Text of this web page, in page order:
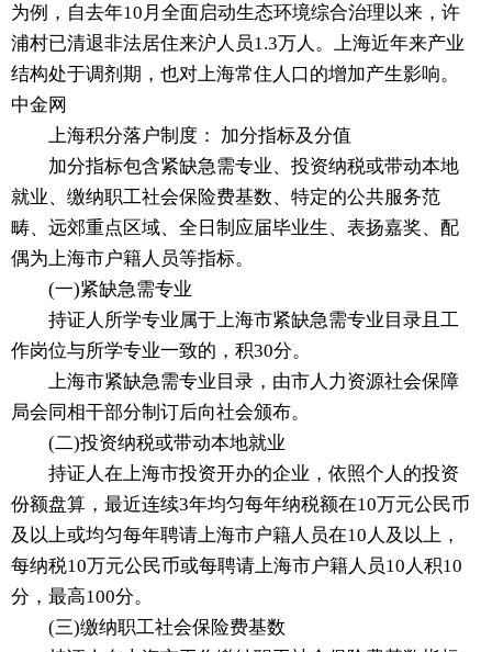
为例，自去年10月全面启动生态环境综合治理以来，许
浦村已清退非法居住来沪人员1.3万人。上海近年来产业
结构处于调剂期，也对上海常住人口的增加产生影响。
中金网
上海积分落户制度： 加分指标及分值
加分指标包含紧缺急需专业、投资纳税或带动本地
就业、缴纳职工社会保险费基数、特定的公共服务范
畴、远郊重点区域、全日制应届毕业生、表扬嘉奖、配
偶为上海市户籍人员等指标。
(一)紧缺急需专业
持证人所学专业属于上海市紧缺急需专业目录且工
作岗位与所学专业一致的，积30分。
上海市紧缺急需专业目录，由市人力资源社会保障
局会同相干部分制订后向社会颁布。
(二)投资纳税或带动本地就业
持证人在上海市投资开办的企业，依照个人的投资
份额盘算，最近连续3年均匀每年纳税额在10万元公民币
及以上或均匀每年聘请上海市户籍人员在10人及以上，
每纳税10万元公民币或每聘请上海市户籍人员10人积10
分，最高100分。
(三)缴纳职工社会保险费基数